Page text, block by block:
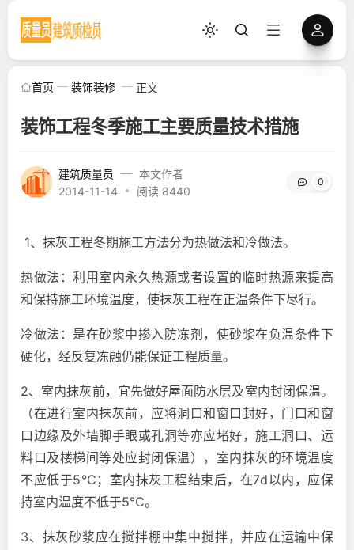
首页 装饰装修 正文
装饰工程冬季施工主要质量技术措施
建筑质量员
本文作者
2014-11-14
阅读 8440
0
1、抹灰工程冬期施工方法分为热做法和冷做法。
热做法：利用室内永久热源或者设置的临时热源来提高
和保持施工环境温度，使抹灰工程在正温条件下尽行。
冷做法：是在砂浆中掺入防冻剂，使砂浆在负温条件下
硬化，经反复冻融仍能保证工程质量。
2、室内抹灰前，宜先做好屋面防水层及室内封闭保温。
（在进行室内抹灰前，应将洞口和窗口封好，门口和窗
口边缘及外墙脚手眼或孔洞等亦应堵好，施工洞口、运
料口及楼梯间等处应封闭保温），室内抹灰的环境温度
不应低于5℃；室内抹灰工程结束后，在7d以内，应保
持室内温度不低于5℃。
3、抹灰砂浆应在搅拌棚中集中搅拌，并应在运输中保